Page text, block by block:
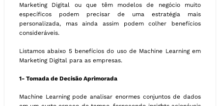
Marketing Digital ou que têm modelos de negócio muito
específicos podem precisar de uma estratégia mais
personalizada, mas ainda assim podem colher benefícios
consideráveis.
Listamos abaixo 5 benefícios do uso de Machine Learning em
Marketing Digital para as empresas.
1- Tomada de Decisão Aprimorada
Machine Learning pode analisar enormes conjuntos de dados